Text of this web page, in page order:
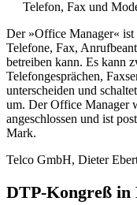
Telefon, Fax und
Der »Office Manager« ist
Telefone, Fax,
betreiben kann. Es kann
Telefongesprächen,
unterscheiden und
um. Der Office Manager
angeschlossen und ist
Mark.
Telco GmbH, Dieter
DTP-Kongreß in